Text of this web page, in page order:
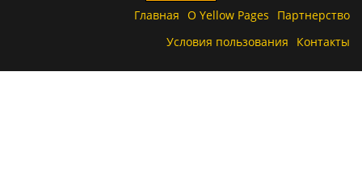
Главная О Yellow Pages
Партнерство
Условия пользования
Контакты